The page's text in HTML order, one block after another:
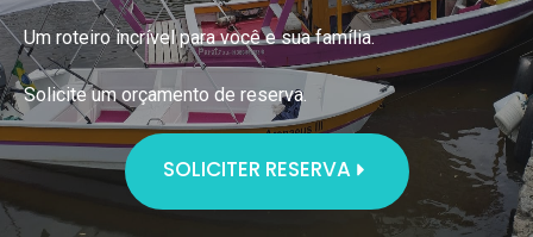
Um roteiro incrível para você e sua família.
Solicite um orçamento de reserva.
SOLICITER RESERVA